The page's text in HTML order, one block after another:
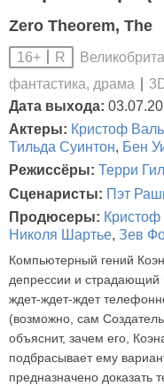
Zero Theorem, The
16+ R
фантастика, драма
Дата выхода:
Актеры: Кристоф
Тильда Суинтон, Бен
Режиссёры: Терри
Сценаристы: Пэт
Продюсеры: Кристоф
Николя Шартье, Зев
Компьютерный гений
депрессии и страдающий
ждет-ждет-ждет
(возможно, сам
объяснит, зачем его,
подбрасывает ему
предназначено доказать